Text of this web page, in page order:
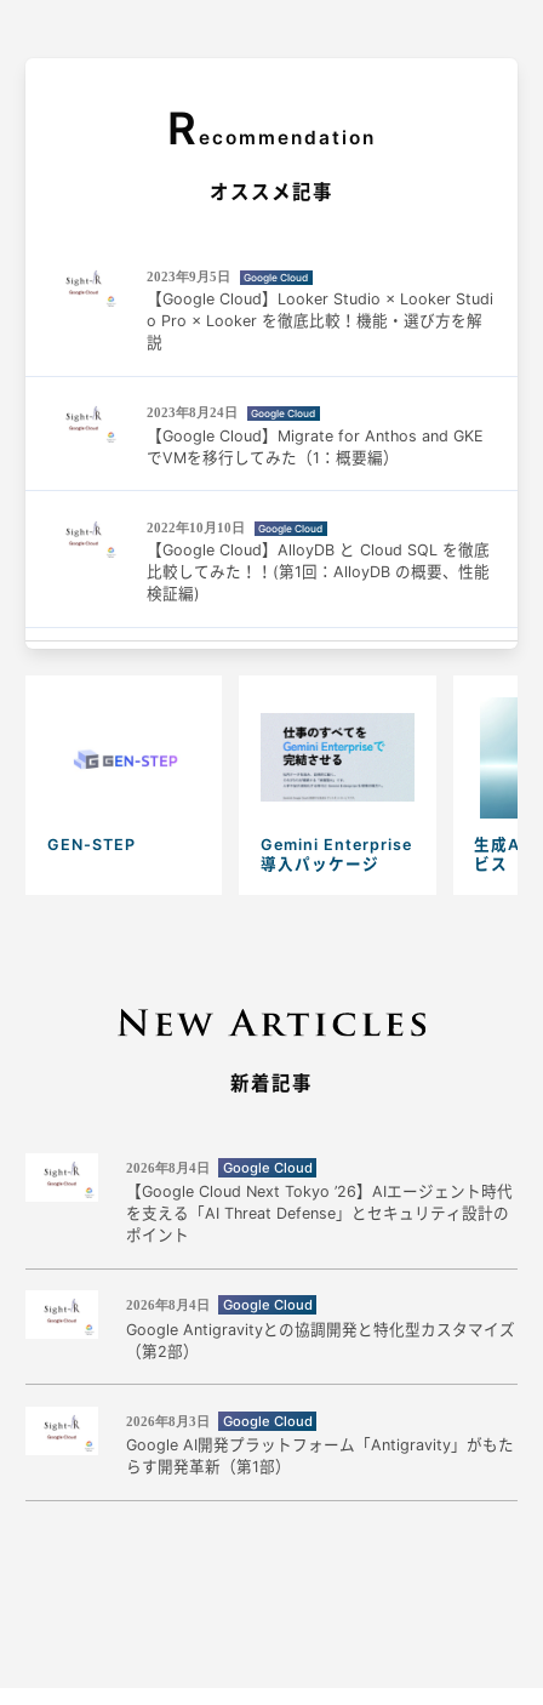
Recommendation
オススメ記事
2023年9月5日 Google Cloud
【Google Cloud】Looker Studio × Looker Studi
o Pro × Looker を徹底比較！機能・選び方を解
説
2023年8月24日 Google Cloud
【Google Cloud】Migrate for Anthos and GKE
でVMを移行してみた（1：概要編）
2022年10月10日 Google Cloud
【Google Cloud】AlloyDB と Cloud SQL を徹底
比較してみた！！(第1回：AlloyDB の概要、性能
検証編)
GEN-STEP
Gemini Enterprise
導入パッケージ
生成AI
ビス
新着記事
2026年8月4日 Google Cloud
【Google Cloud Next Tokyo ’26】AIエージェント時代
を支える「AI Threat Defense」とセキュリティ設計の
ポイント
2026年8月4日 Google Cloud
Google Antigravityとの協調開発と特化型カスタマイズ
（第2部）
2026年8月3日 Google Cloud
Google AI開発プラットフォーム「Antigravity」がもた
らす開発革新（第1部）